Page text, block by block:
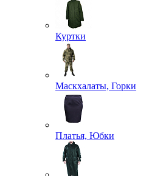
Куртки
Маскхалаты, Горки
Платья, Юбки